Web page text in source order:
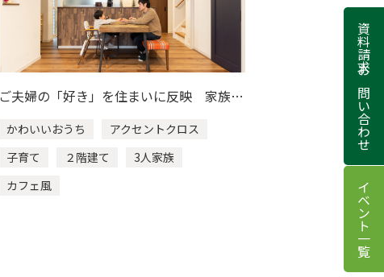
ご夫婦の「好き」を住まいに反映 家族の
かわいいおうち
アクセントクロス
子育て
２階建て
3人家族
カフェ風
資料請求
お問い合わせ
イベント一覧